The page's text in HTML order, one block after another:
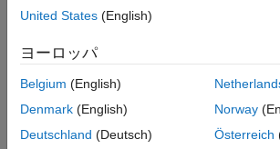
802.11ax Downlink OFDMA and
Throughput Simulation
Simulate transmit and receive processing for an
United States (English)
ヨーロッパ
Belgium (English)
Denmark (English)
Deutschland (Deutsch)
Norway
Österreich